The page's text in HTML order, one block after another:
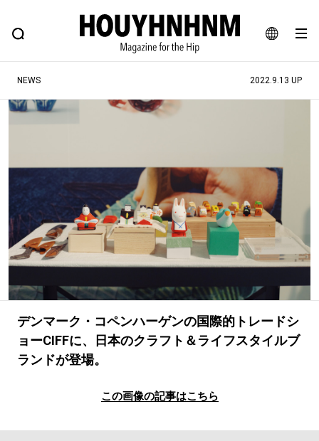
JA
EN
FEATURE BLOG SNAP
ヒップなファッション、カルチャー、ライフスタイルWEBマガジン
#ESSENTIAL DESIGNS #古着サミット
#NEW VINTAGE #マイナーグッド図鑑
#路地裏てぃーん。 #MONTHLY JOURNAL
#GH 銘品の所以 #フイナムのYouTube
#ととけん #FASHION #MUSIC #MOVIE
#LIFESTYLE #SNEAKER #OUTDOOR
#SPORTS #HANDSOME HANDBOOK
NEWS 2022.9.13 UP
デンマーク・コペンハーゲンの国際的トレードシ
ョーCIFFに、日本のクラフト＆ライフスタイルブ
ランドが登場。
この画像の記事はこちら